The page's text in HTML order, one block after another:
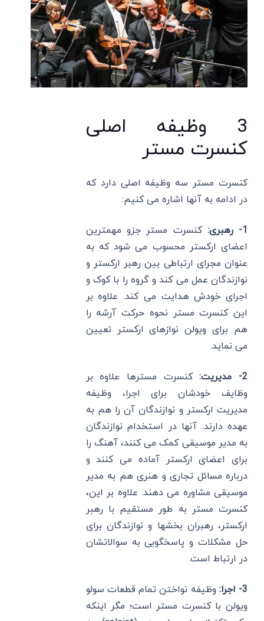
3 وظیفه اصلی
کنسرت مستر
کنسرت مستر سه وظیفه اصلی دارد که
در ادامه به آنها اشاره می کنیم:
1- رهبری:
کنسرت مستر جزو مهمترین
اعضای ارکستر محسوب می شود که به
عنوان مجرای ارتباطی بین رهبر ارکستر و
نوازندگان عمل می کند و گروه را با کوک و
اجرای خودش هدایت می کند. علاوه بر
این کنسرت مستر نحوه حرکت آرشه را
هم برای ویولن نوازهای ارکستر تعیین
می نماید.
2- مدیریت:
کنسرت مسترها علاوه بر
وظایف خودشان برای اجرا، وظیفه
مدیریت ارکستر و نوازندگان آن را هم به
عهده دارند. آنها در استخدام نوازندگان
به مدیر موسیقی کمک می کنند، آهنگ را
برای اعضای ارکستر آماده می کنند و
درباره مسائل تجاری و هنری هم به مدیر
موسیقی مشاوره می دهند. علاوه بر این،
کنسرت مستر به طور مستقیم با رهبر
ارکستر، رهبران بخشها و نوازندگان برای
حل مشکلات و پاسخگویی به سوالاتشان
در ارتباط است.
3- اجرا:
وظیفه نواختن تمام قطعات سولو
ویولن با کنسرت مستر است؛ مگر اینکه